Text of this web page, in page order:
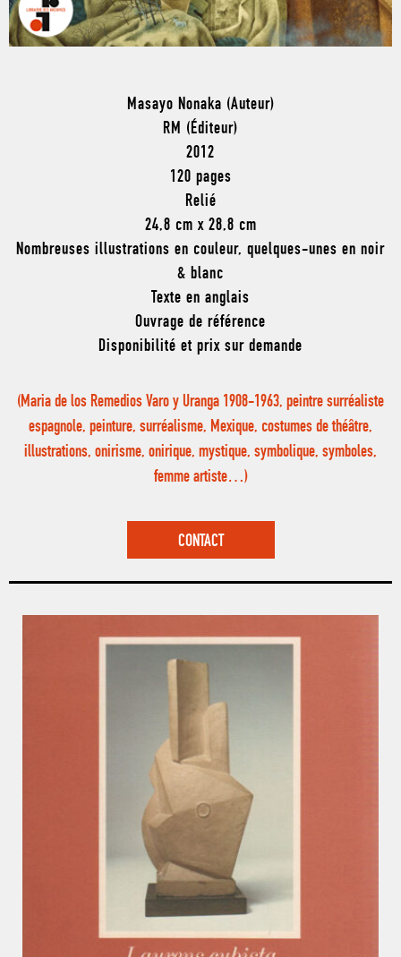
Masayo Nonaka (Auteur)
RM (Éditeur)
2012
120 pages
Relié
24,8 cm x 28,8 cm
Nombreuses illustrations en couleur, quelques-unes en noir
& blanc
Texte en anglais
Ouvrage de référence
Disponibilité et prix sur demande
(Maria de los Remedios Varo y Uranga 1908-1963, peintre surréaliste
espagnole, peinture, surréalisme, Mexique, costumes de théâtre,
illustrations, onirisme, onirique, mystique, symbolique, symboles,
femme artiste…)
CONTACT